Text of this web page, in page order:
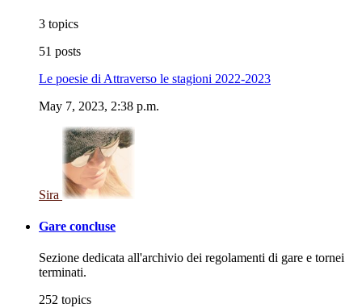
3 topics
51 posts
Le poesie di Attraverso le stagioni 2022-2023
May 7, 2023, 2:38 p.m.
Sira
Gare concluse
Sezione dedicata all'archivio dei regolamenti di gare e tornei
terminati.
252 topics